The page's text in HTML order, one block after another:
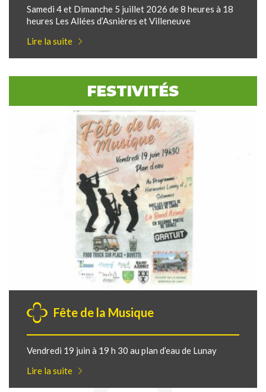
Samedi 4 et Dimanche 5 juillet 2026 de 8 heures à 18
heures Les Allées d’Asnières et Villeneuve
Lire la suite
FESTIVITÉS
Fête de la Musique
Vendredi 19 juin à 19 h 30 au plan d’eau de Lunay
Lire la suite